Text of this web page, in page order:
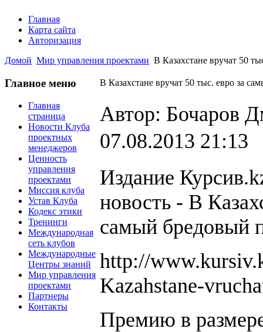
Главная
Карта сайта
Авторизация
Домой Мир управления проектами В Казахстане вручат 50
Главное меню
Главная
страница
Новости Клуба
проектных
менеджеров
Ценность
управления
проектами
Миссия клуба
Устав Клуба
Кодекс этики
Тренинги
Международная
сеть клубов
Международные
Центры знаний
Мир управления
проектами
Партнеры
Контакты
В Казахстане вручат 50 тыс. евро за
Автор: Бочаров
07.08.2013 21:13
Издание
новость - В
самый бредовый
http://
Kazahstane-
Премию в